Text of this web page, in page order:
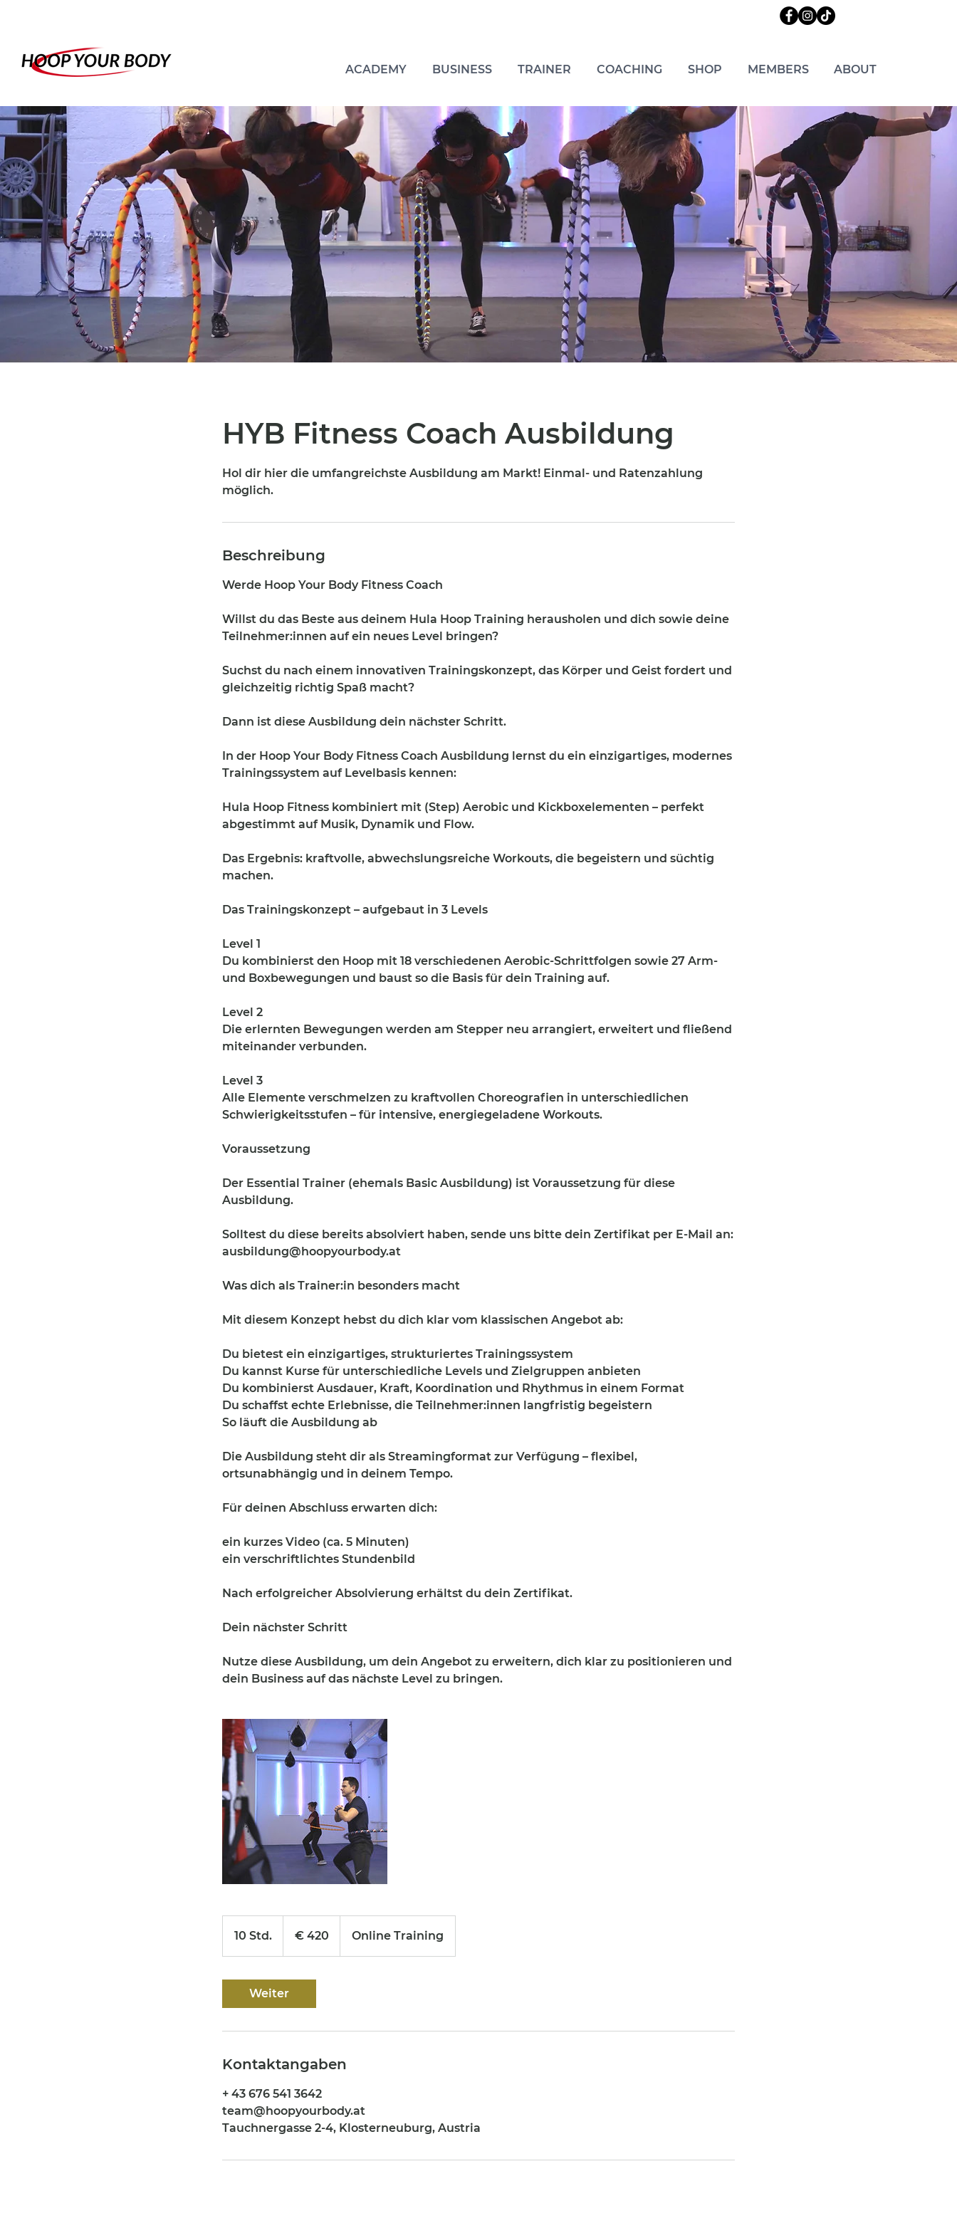
ACADEMY BUSINESS TRAINER COACHING SHOP MEMBERS ABOUT
HYB Fitness Coach Ausbildung
Hol dir hier die umfangreichste Ausbildung am Markt! Einmal- und Ratenzahlung
möglich.
Beschreibung
Werde Hoop Your Body Fitness Coach
Willst du das Beste aus deinem Hula Hoop Training herausholen und dich sowie deine
Teilnehmer:innen auf ein neues Level bringen?
Suchst du nach einem innovativen Trainingskonzept, das Körper und Geist fordert und
gleichzeitig richtig Spaß macht?
Dann ist diese Ausbildung dein nächster Schritt.
In der Hoop Your Body Fitness Coach Ausbildung lernst du ein einzigartiges, modernes
Trainingssystem auf Levelbasis kennen:
Hula Hoop Fitness kombiniert mit (Step) Aerobic und Kickboxelementen – perfekt
abgestimmt auf Musik, Dynamik und Flow.
Das Ergebnis: kraftvolle, abwechslungsreiche Workouts, die begeistern und süchtig
machen.
Das Trainingskonzept – aufgebaut in 3 Levels
Level 1
Du kombinierst den Hoop mit 18 verschiedenen Aerobic-Schrittfolgen sowie 27 Arm-
und Boxbewegungen und baust so die Basis für dein Training auf.
Level 2
Die erlernten Bewegungen werden am Stepper neu arrangiert, erweitert und fließend
miteinander verbunden.
Level 3
Alle Elemente verschmelzen zu kraftvollen Choreografien in unterschiedlichen
Schwierigkeitsstufen – für intensive, energiegeladene Workouts.
Voraussetzung
Der Essential Trainer (ehemals Basic Ausbildung) ist Voraussetzung für diese
Ausbildung.
Solltest du diese bereits absolviert haben, sende uns bitte dein Zertifikat per E-Mail an:
ausbildung@hoopyourbody.at
Was dich als Trainer:in besonders macht
Mit diesem Konzept hebst du dich klar vom klassischen Angebot ab:
Du bietest ein einzigartiges, strukturiertes Trainingssystem
Du kannst Kurse für unterschiedliche Levels und Zielgruppen anbieten
Du kombinierst Ausdauer, Kraft, Koordination und Rhythmus in einem Format
Du schaffst echte Erlebnisse, die Teilnehmer:innen langfristig begeistern
So läuft die Ausbildung ab
Die Ausbildung steht dir als Streamingformat zur Verfügung – flexibel,
ortsunabhängig und in deinem Tempo.
Für deinen Abschluss erwarten dich:
ein kurzes Video (ca. 5 Minuten)
ein verschriftlichtes Stundenbild
Nach erfolgreicher Absolvierung erhältst du dein Zertifikat.
Dein nächster Schritt
Nutze diese Ausbildung, um dein Angebot zu erweitern, dich klar zu positionieren und
dein Business auf das nächste Level zu bringen.
10 Std.
0
t
€ 420 Online Training
Weiter
Kontaktangaben
+ 43 676 541 3642
team@hoopyourbody.at
Tauchnergasse 2-4, Klosterneuburg, Austria